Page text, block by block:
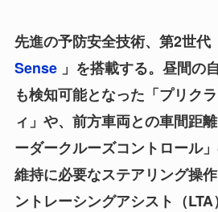
先進の予防安全技術、第2世代
Sense 」を搭載する。昼間の
も検知可能となった「プリク
ィ」や、前方車両との車間距
ーダークルーズコントロール
維持に必要なステアリング操
ントレーシングアシスト（